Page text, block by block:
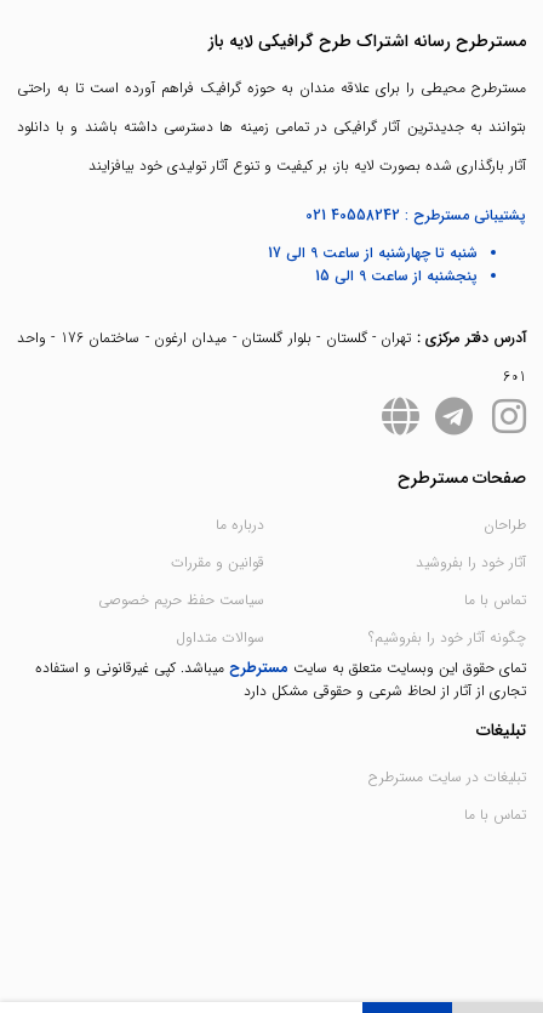
مسترطرح رسانه اشتراک طرح گرافیکی لایه باز
مسترطرح محیطی را برای علاقه مندان به حوزه گرافیک فراهم آورده است تا به راحتی
بتوانند به جدیدترین آثار گرافیکی در تمامی زمینه ها دسترسی داشته باشند و با دانلود
آثار بارگذاری شده بصورت لایه باز، بر کیفیت و تنوع آثار تولیدی خود بیافزایند
پشتیبانی مسترطرح : 021 40558242
شنبه تا چهارشنبه از ساعت 9 الی 17
پنجشنبه از ساعت 9 الی 15
آدرس دفتر مرکزی :
تهران - گلستان - بلوار گلستان - میدان ارغون - ساختمان 176 - واحد
601
صفحات مسترطرح
طراحان
آثار خود را بفروشید
تماس با ما
چگونه آثار خود را بفروشیم؟
درباره ما
قوانین و مقررات
سیاست حفظ حریم خصوصی
سوالات متداول
تمای حقوق این وبسایت متعلق به سایت مسترطرح میباشد. کپی غیرقانونی و استفاده
تجاری از آثار از لحاظ شرعی و حقوقی مشکل دارد
تبلیغات
تبلیغات در سایت مسترطرح
تماس با ما